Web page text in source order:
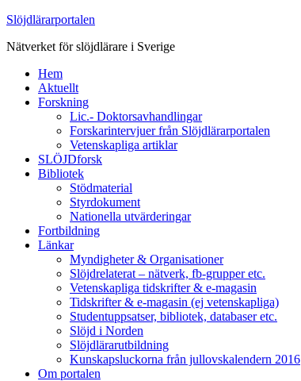
Slöjdlärarportalen
Nätverket för slöjdlärare i Sverige
Hem
Aktuellt
Forskning
Lic.- Doktorsavhandlingar
Forskarintervjuer från Slöjdlärarportalen
Vetenskapliga artiklar
SLÖJDforsk
Bibliotek
Stödmaterial
Styrdokument
Nationella utvärderingar
Fortbildning
Länkar
Myndigheter & Organisationer
Slöjdrelaterat – nätverk, fb-grupper etc.
Vetenskapliga tidskrifter & e-magasin
Tidskrifter & e-magasin (ej vetenskapliga)
Studentuppsatser, bibliotek, databaser etc.
Slöjd i Norden
Slöjdlärarutbildning
Kunskapsluckorna från jullovskalendern 2016
Om portalen